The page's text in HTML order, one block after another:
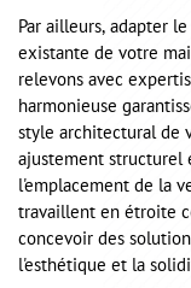
Par ailleurs, adapter
existante de votre
relevons avec
harmonieuse
style architectural de
ajustement structurel
l'emplacement de la
travaillent en étroite
concevoir des
l'esthétique et la